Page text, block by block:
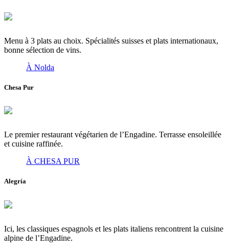
Menu à 3 plats au choix. Spécialités suisses et plats internationaux,
bonne sélection de vins.
À Nolda
Chesa Pur
Le premier restaurant végétarien de l’Engadine. Terrasse ensoleillée
et cuisine raffinée.
À CHESA PUR
Alegría
Ici, les classiques espagnols et les plats italiens rencontrent la cuisine
alpine de l’Engadine.